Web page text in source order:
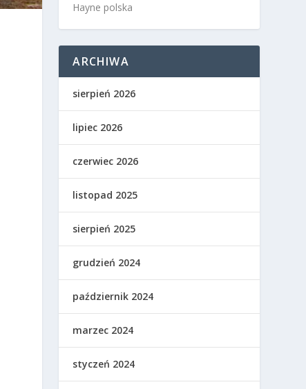
Hayne polska
ARCHIWA
sierpień 2026
lipiec 2026
czerwiec 2026
listopad 2025
sierpień 2025
grudzień 2024
październik 2024
marzec 2024
styczeń 2024